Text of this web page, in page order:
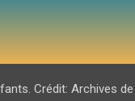
Crédit: Archives de